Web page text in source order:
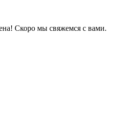
Скоро мы свяжемся с вами.